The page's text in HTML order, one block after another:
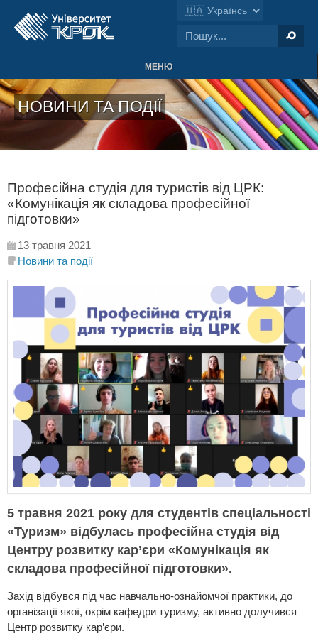
МЕНЮ
НОВИНИ ТА ПОДІЇ
Професійна студія для туристів від ЦРК:
«Комунікація як складова професійної
підготовки»
13 травня 2021
Новини та події
5 травня 2021 року для студентів спеціальності
«Туризм» відбулась професійна студія від
Центру розвитку кар’єри «Комунікація як
складова професійної підготовки».
Захід відбувся під час навчально-ознайомчої практики, до
організації якої, окрім кафедри туризму, активно долучився
Центр розвитку кар’єри.